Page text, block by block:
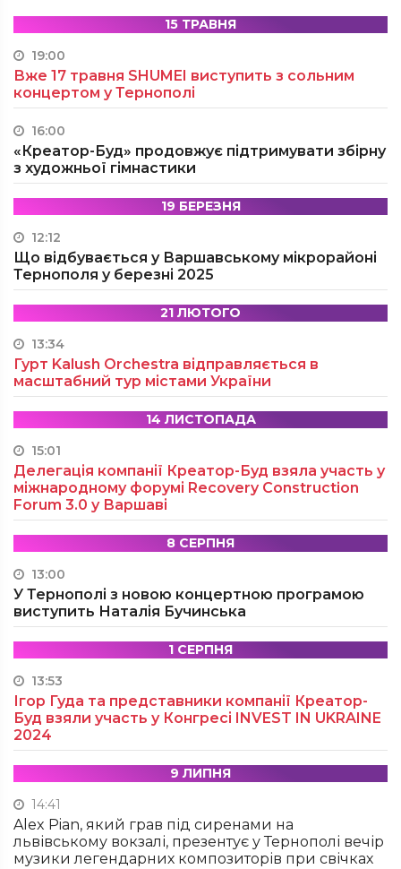
15 ТРАВНЯ
19:00
Вже 17 травня SHUMEI виступить з сольним
концертом у Тернополі
16:00
«Креатор-Буд» продовжує підтримувати збірну
з художньої гімнастики
19 БЕРЕЗНЯ
12:12
Що відбувається у Варшавському мікрорайоні
Тернополя у березні 2025
21 ЛЮТОГО
13:34
Гурт Kalush Orchestra відправляється в
масштабний тур містами України
14 ЛИСТОПАДА
15:01
Делегація компанії Креатор-Буд взяла участь у
міжнародному форумі Recovery Construction
Forum 3.0 у Варшаві
8 СЕРПНЯ
13:00
У Тернополі з новою концертною програмою
виступить Наталія Бучинська
1 СЕРПНЯ
13:53
Ігор Гуда та представники компанії Креатор-
Буд взяли участь у Конгресі INVEST IN UKRAINE
2024
9 ЛИПНЯ
14:41
Alex Pian, який грав під сиренами на
львівському вокзалі, презентує у Тернополі вечір
музики легендарних композиторів при свічках